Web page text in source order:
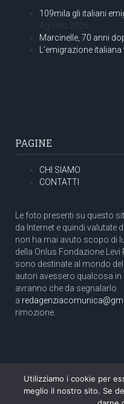
109mila gli italiani
Agosto 2026
Marcinelle, 70 anni
L’emigrazione
PAGINE
CHI SIAMO
CONTATTI
Le foto presenti su questo
da Internet e quindi valutate
non ha mai avuto scopo di
della Onlus Fondazione
sono destinate al mondo
autori avessero qualcosa
avranno che da segnalarlo
a
rimozione.
Copyright 2003 com.unica -
Aut. Tribunale di Roma N. 466/
Utilizziamo i cookie per
meglio il nostro sito. Se